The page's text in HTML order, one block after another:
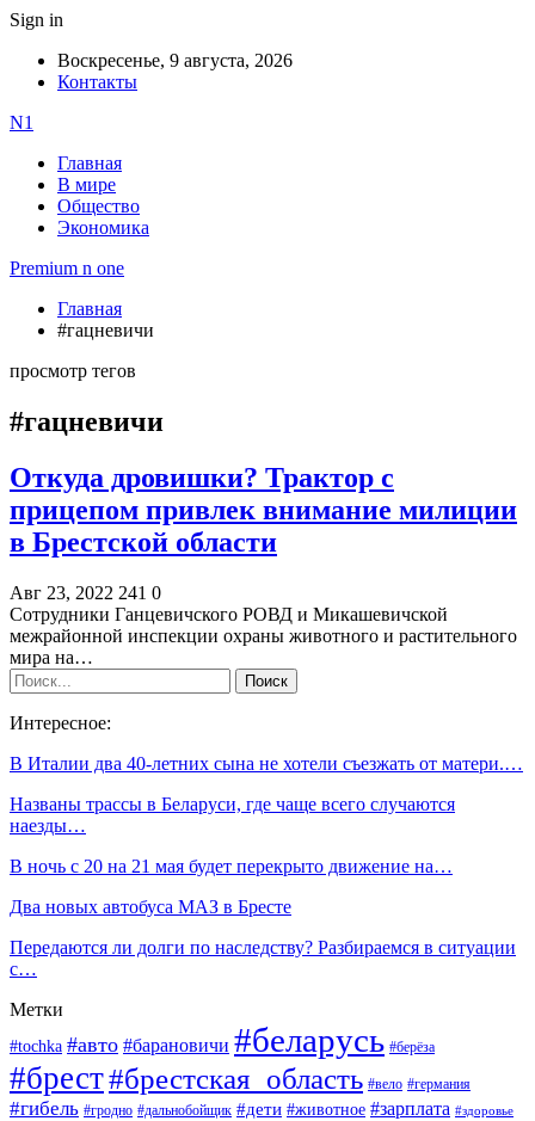
Sign in
Воскресенье, 9 августа, 2026
Контакты
N1
Главная
В мире
Общество
Экономика
Premium n one
Главная
#гацневичи
просмотр тегов
#гацневичи
Откуда дровишки? Трактор с
прицепом привлек внимание милиции
в Брестской области
Авг 23, 2022 241 0
Сотрудники Ганцевичского РОВД и Микашевичской
межрайонной инспекции охраны животного и растительного
мира на…
Интересное:
В Италии два 40-летних сына не хотели съезжать от матери.…
Названы трассы в Беларуси, где чаще всего случаются
наезды…
В ночь с 20 на 21 мая будет перекрыто движение на…
Два новых автобуса МАЗ в Бресте
Передаются ли долги по наследству? Разбираемся в ситуации
с…
Метки
#tochka #авто #барановичи #беларусь #берёза
#брест#брестская_область #вело #германия
#гибель #гродно #дальнобойщик #дети #животное #зарплата #здоровье